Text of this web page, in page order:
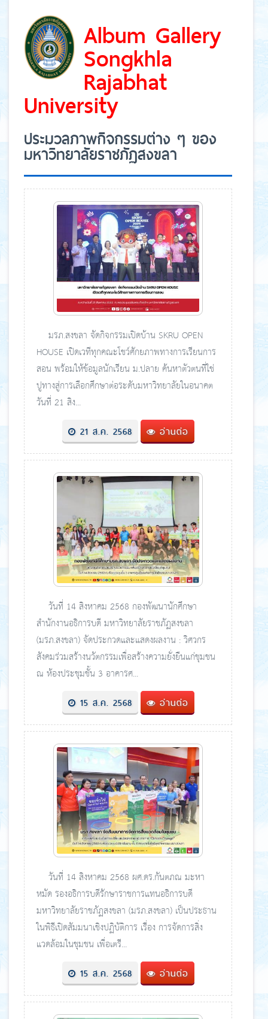
Album Gallery
Songkhla
Rajabhat
University
ประมวลภาพกิจกรรมต่าง ๆ ของ
มหาวิทยาลัยราชภัฏสงขลา
มรภ.สงขลา จัดกิจกรรมเปิดบ้าน SKRU OPEN
HOUSE เปิดเวทีทุกคณะโชว์ศักยภาพทางการเรียนการ
สอน พร้อมให้ข้อมูลนักเรียน ม.ปลาย ค้นหาตัวตนที่ใช่
ปูทางสู่การเลือกศึกษาต่อระดับมหาวิทยาลัยในอนาคต
วันที่ 21 สิง...
21 ส.ค. 2568 อ่านต่อ
วันที่ 14 สิงหาคม 2568 กองพัฒนานักศึกษา
สำนักงานอธิการบดี มหาวิทยาลัยราชภัฏสงขลา
(มรภ.สงขลา) จัดประกวดและแสดงผลงาน : วิศวกร
สังคมร่วมสร้างนวัตกรรมเพื่อสร้างความยั่งยืนแก่ชุมชน
ณ ห้องประชุมชั้น 3 อาคารศ...
15 ส.ค. 2568 อ่านต่อ
วันที่ 14 สิงหาคม 2568 ผศ.ดร.กันตภณ มะหา
หมัด รองอธิการบดีรักษาราชการแทนอธิการบดี
มหาวิทยาลัยราชภัฏสงขลา (มรภ.สงขลา) เป็นประธาน
ในพิธีเปิดสัมมนาเชิงปฏิบัติการ เรื่อง การจัดการสิ่ง
แวดล้อมในชุมชน เพื่อเตรี...
15 ส.ค. 2568 อ่านต่อ